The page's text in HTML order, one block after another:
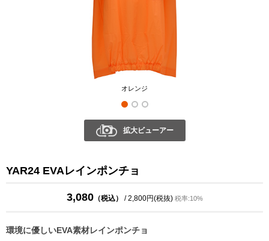
オレンジ
拡大ビューアー
YAR24 EVAレインポンチョ
3,080（税込） / 2,800円(税抜) 税率:10%
環境に優しいEVA素材レインポンチョ